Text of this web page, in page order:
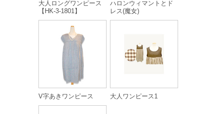
大人ロングワンピース
【HK-3-1801】
ハロンウィマントとド
レス(魔女)
V字あきワンピース 大人ワンピース1